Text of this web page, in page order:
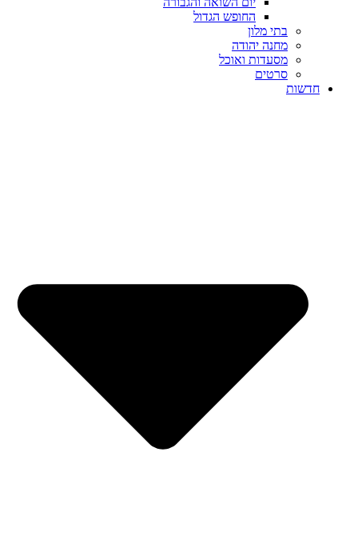
החופש הגדול
בתי מלון
מחנה יהודה
מסעדות ואוכל
סרטים
חדשות